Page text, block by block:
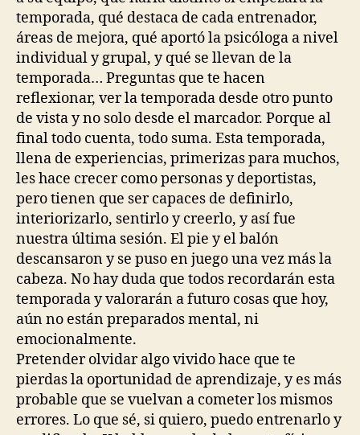
temporada, qué destaca de cada entrenador,
áreas de mejora, qué aportó la psicóloga a nivel
individual y grupal, y qué se llevan de la
temporada… Preguntas que te hacen
reflexionar, ver la temporada desde otro punto
de vista y no solo desde el marcador. Porque al
final todo cuenta, todo suma. Esta temporada,
llena de experiencias, primerizas para muchos,
les hace crecer como personas y deportistas,
pero tienen que ser capaces de definirlo,
interiorizarlo, sentirlo y creerlo, y así fue
nuestra última sesión. El pie y el balón
descansaron y se puso en juego una vez más la
cabeza. No hay duda que todos recordarán esta
temporada y valorarán a futuro cosas que hoy,
aún no están preparados mental, ni
emocionalmente.
Pretender olvidar algo vivido hace que te
pierdas la oportunidad de aprendizaje, y es más
probable que se vuelvan a cometer los mismos
errores. Lo que sé, si quiero, puedo entrenarlo y